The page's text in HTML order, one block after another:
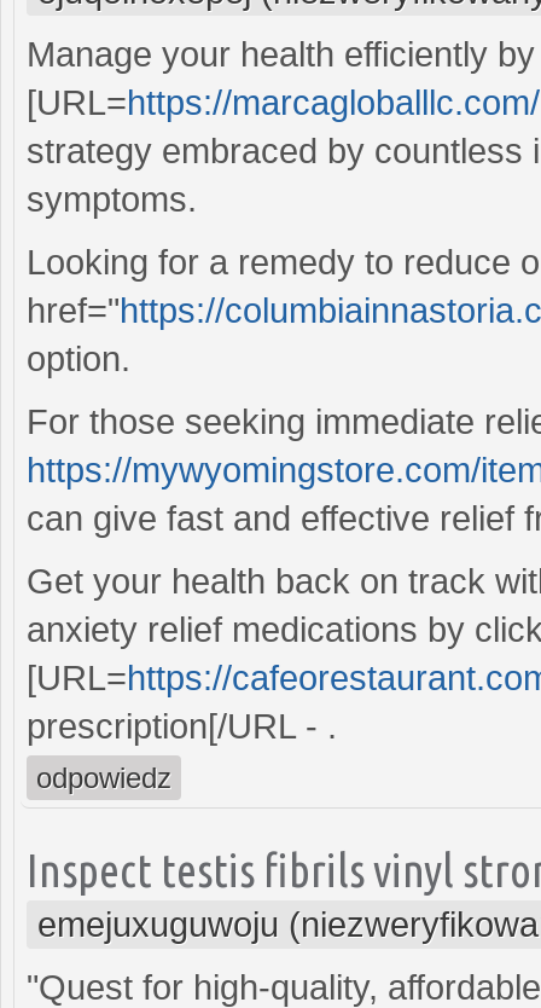
Manage your health efficiently
[URL=https://
strategy embraced by countless
symptoms.
Looking for a remedy to reduce
href="https://
option.
For those seeking immediate
https://mywyomingstore.com/
can give fast and effective relief
Get your health back on track
anxiety relief medications by
[URL=https://
prescription[/URL - .
odpowiedz
Inspect testis fibrils vinyl
emejuxuguwoju
"Quest for high-quality,